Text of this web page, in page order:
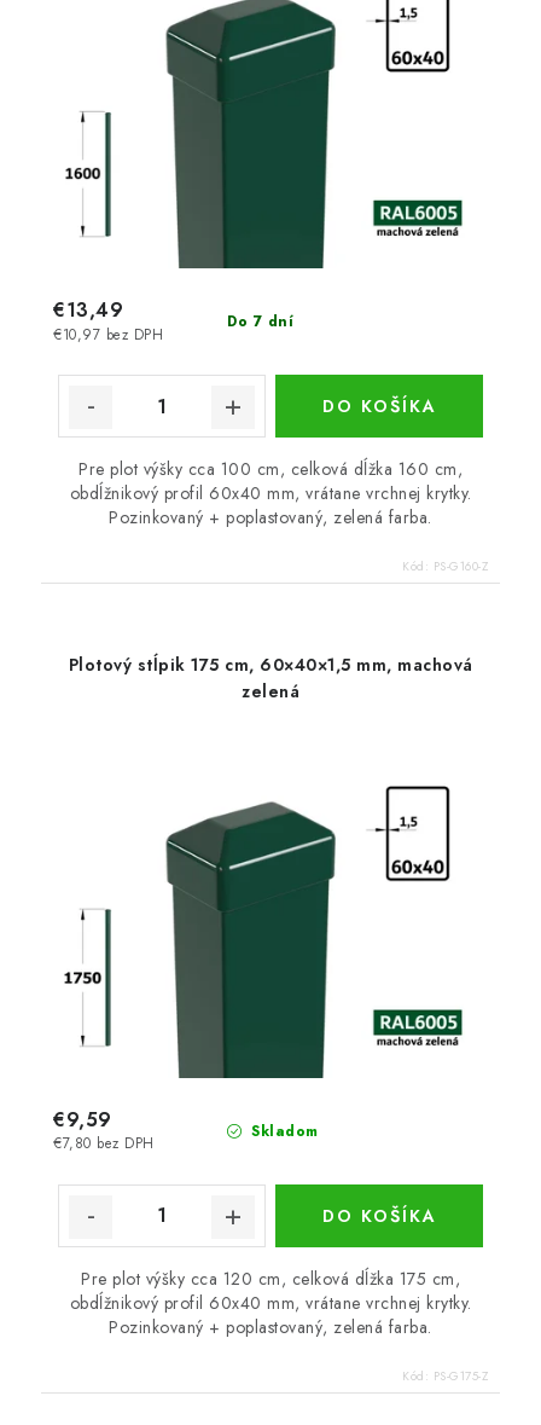
Do 7 dní
€10,97 bez DPH
€13,49
DO KOŠÍKA
Pre plot výšky cca 100 cm, celková dĺžka 160 cm,
obdĺžnikový profil 60x40 mm, vrátane vrchnej krytky.
Pozinkovaný + poplastovaný, zelená farba.
Kód: PS-G160-Z
Plotový stĺpik 175 cm, 60×40×1,5 mm, machová
zelená
Skladom
€7,80 bez DPH
€9,59
DO KOŠÍKA
Pre plot výšky cca 120 cm, celková dĺžka 175 cm,
obdĺžnikový profil 60x40 mm, vrátane vrchnej krytky.
Pozinkovaný + poplastovaný, zelená farba.
Kód: PS-G175-Z